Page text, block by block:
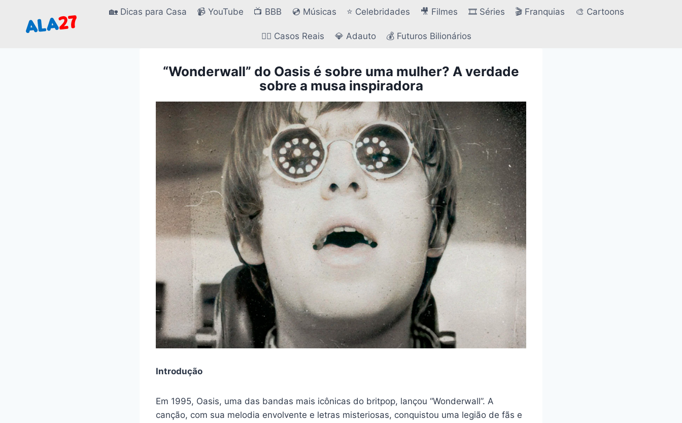
🏡 Dicas para Casa 📹 YouTube 📺 BBB 💿 Músicas ⭐ Celebridades 🎥 Filmes 🎞️ Séries 🎬 Franquias 🎨 Cartoons
🕵️‍♂️ Casos Reais 💎 Adauto 💰 Futuros Bilionários
“Wonderwall” do Oasis é sobre uma mulher? A verdade
sobre a musa inspiradora
Introdução
Em 1995, Oasis, uma das bandas mais icônicas do britpop, lançou “Wonderwall”. A
canção, com sua melodia envolvente e letras misteriosas, conquistou uma legião de fãs e